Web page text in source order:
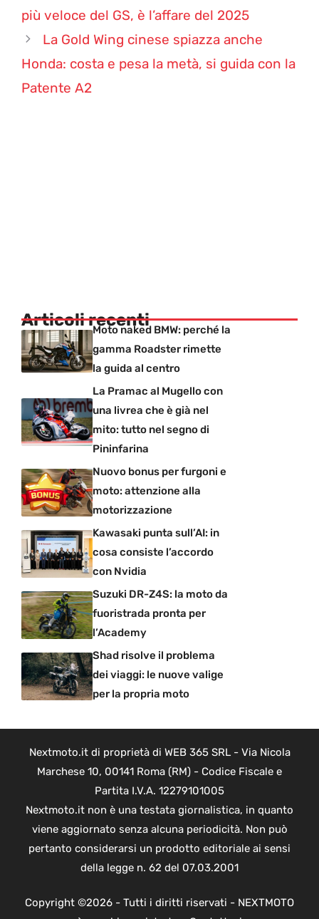
più veloce del GS, è l’affare del 2025
La Gold Wing cinese spiazza anche
Honda: costa e pesa la metà, si guida con la
Patente A2
Articoli recentiMoto naked BMW: perché la
gamma Roadster rimette
la guida al centro
La Pramac al Mugello con
una livrea che è già nel
mito: tutto nel segno di
Pininfarina
Nuovo bonus per furgoni e
moto: attenzione alla
motorizzazione
Kawasaki punta sull’AI: in
cosa consiste l’accordo
con Nvidia
Suzuki DR-Z4S: la moto da
fuoristrada pronta per
l’Academy
Shad risolve il problema
dei viaggi: le nuove valige
per la propria moto
Nextmoto.it di proprietà di WEB 365 SRL - Via Nicola
Marchese 10, 00141 Roma (RM) - Codice Fiscale e
Partita I.V.A. 12279101005
Nextmoto.it non è una testata giornalistica, in quanto
viene aggiornato senza alcuna periodicità. Non può
pertanto considerarsi un prodotto editoriale ai sensi
della legge n. 62 del 07.03.2001
Copyright ©2026 - Tutti i diritti riservati - NEXTMOTO